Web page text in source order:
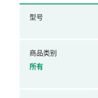
型号
商品类别
所有